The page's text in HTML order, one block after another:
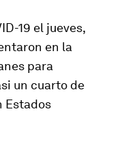
19 el jueves,
en la
para
un cuarto de
Estados